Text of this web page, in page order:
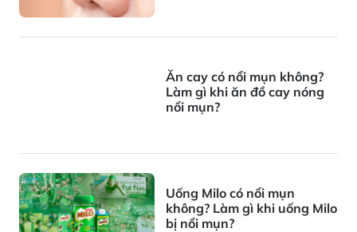
Ăn cay có nổi mụn không?
Làm gì khi ăn đồ cay nóng
nổi mụn?
Uống Milo có nổi mụn
không? Làm gì khi uống Milo
bị nổi mụn?